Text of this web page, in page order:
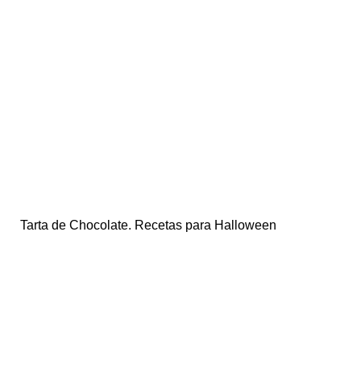
Tarta de Chocolate. Recetas para Halloween